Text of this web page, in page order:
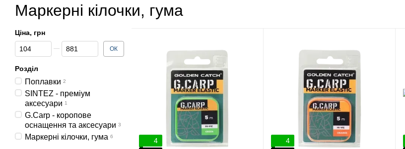
Маркерні кілочки, гума
4
4
Ціна, грн
Від Ціна, грн
До Ціна, грн ОК
Розділ
Поплавки 2
SINTEZ - преміум
аксесуари 1
G.Carp - коропове
оснащення та аксесуари 3
Маркерні кілочки, гума 6